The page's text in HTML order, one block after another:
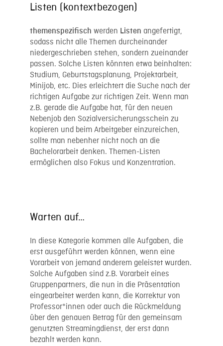
Listen (kontextbezogen)
themenspezifisch werden Listen angefertigt,
sodass nicht alle Themen durcheinander
niedergeschrieben stehen, sondern zueinander
passen. Solche Listen könnten etwa beinhalten:
Studium, Geburtstagsplanung, Projektarbeit,
Minijob, etc. Dies erleichtert die Suche nach der
richtigen Aufgabe zur richtigen Zeit. Wenn man
z.B. gerade die Aufgabe hat, für den neuen
Nebenjob den Sozialversicherungsschein zu
kopieren und beim Arbeitgeber einzureichen,
sollte man nebenher nicht noch an die
Bachelorarbeit denken. Themen-Listen
ermöglichen also Fokus und Konzentration.
Warten auf…
In diese Kategorie kommen alle Aufgaben, die
erst ausgeführt werden können, wenn eine
Vorarbeit von jemand anderem geleistet wurden.
Solche Aufgaben sind z.B. Vorarbeit eines
Gruppenpartners, die nun in die Präsentation
eingearbeitet werden kann, die Korrektur von
Professor*innen oder auch die Rückmeldung
über den genauen Betrag für den gemeinsam
genutzten Streamingdienst, der erst dann
bezahlt werden kann.